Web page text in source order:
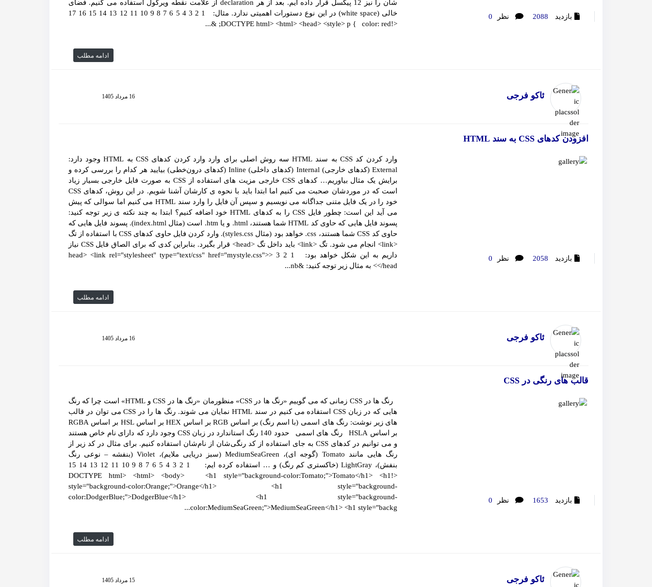
بازدید 2088 نظر 0
شان را نیز 12 پیکسل قرار داده ایم. بعد از هر declaration از علامت نقطه ویرگول استفاده می کنیم. فضای
خالی (white space) در این نوع دستورات اهمیتی ندارد. مثال: 1 2 3 4 5 6 7 8 9 10 11 12 13 14 15 16 17
<!DOCTYPE html> <html> <head> <style> p { color: red; &...
ادامه مطلب
ئاکو فرجی 16 مرداد 1405
افزودن کدهای CSS به سند HTML
بازدید 2058 نظر 0
وارد کردن کد CSS به سند HTML سه روش اصلی برای وارد وارد کردن کدهای CSS به HTML وجود دارد:
External (کدهای خارجی) Internal (کدهای داخلی) Inline (کدهای درون‌خطی) بیایید هر کدام را بررسی کرده و
برایش یک مثال بیاوریم… کدهای CSS خارجی مزیت های استفاده از CSS به صورت فایل خارجی بسیار زیاد
است که در موردشان صحبت می کنیم اما ابتدا باید با نحوه ی کارشان آشنا شویم. در این روش، کدهای CSS
خود را در یک فایل متنی جداگانه می نویسیم و سپس آن فایل را وارد سند HTML می کنیم اما سوالی که پیش
می آید این است: چطور فایل CSS را به کدهای HTML خود اضافه کنیم؟ ابتدا به چند نکته ی زیر توجه کنید:
پسوند فایل هایی که حاوی کد HTML شما هستند، html. و یا htm. است (مثال index.html). پسوند فایل هایی که
حاوی کد CSS شما هستند، css. خواهد بود (مثال styles.css). وارد کردن فایل حاوی کدهای CSS با استفاده از تگ
<link> انجام می شود. تگ <link> باید داخل تگ <head> قرار بگیرد. بنابراین کدی که برای الصاق فایل CSS نیاز
داریم به این شکل خواهد بود: 1 2 3 <head> <link rel="stylesheet" type="text/css" href="mystyle.css">
</head> به مثال زیر توجه کنید: &nb...
ادامه مطلب
ئاکو فرجی 16 مرداد 1405
قالب های رنگی در CSS
بازدید 1653 نظر 0
رنگ ها در CSS زمانی که می گوییم «رنگ ها در CSS» منظورمان «رنگ ها در CSS و HTML» است چرا که رنگ
هایی که در زبان CSS استفاده می کنیم در سند HTML نمایان می شوند. رنگ ها را در CSS می توان در قالب
های زیر نوشت: رنگ های اسمی (با اسم رنگ) بر اساس RGB بر اساس HEX بر اساس HSL بر اساس RGBA
بر اساس HSLA رنگ های اسمی حدود 140 رنگ استاندارد در زبان CSS وجود دارد که دارای نام خاص هستند
و می توانیم در کدهای CSS به جای استفاده از کد رنگی‌شان از نام‌شان استفاده کنیم. برای مثال در کد زیر از
رنگ هایی مانند Tomato (گوجه ای)، MediumSeaGreen (سبز دریایی ملایم)، Violet (بنفشه – نوعی رنگ
بنفش)، LightGray (خاکستری کم رنگ) و … استفاده کرده ایم: 1 2 3 4 5 6 7 8 9 10 11 12 13 14 15
<!DOCTYPE html> <html> <body> <h1 style="background-color:Tomato;">Tomato</h1> <h1
style="background-color:Orange;">Orange</h1> <h1 style="background-
color:DodgerBlue;">DodgerBlue</h1> <h1 style="background-
color:MediumSeaGreen;">MediumSeaGreen</h1> <h1 style="backg...
ادامه مطلب
ئاکو فرجی 15 مرداد 1405